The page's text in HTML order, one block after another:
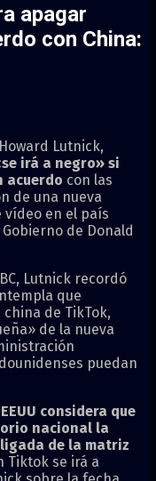
apagar
con China:
Lutnick,
irá a negro» si
acuerdo con las
de una nueva
vídeo en el país
de Donald
Lutnick recordó
que
de TikTok,
de la nueva
puedan
EEUU considera que
nacional la
de la matriz
Tiktok se irá a